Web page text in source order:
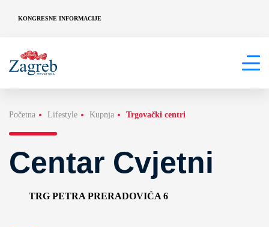
KONGRESNE INFORMACIJE
Početna Lifestyle Kupnja Trgovački centri
Centar Cvjetni
TRG PETRA PRERADOVIĆA 6